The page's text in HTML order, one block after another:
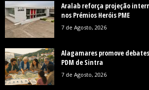
Aralab reforça projeção
nos Prémios Heróis PME
7 de Agosto, 2026
Alagamares promove
PDM de Sintra
7 de Agosto, 2026